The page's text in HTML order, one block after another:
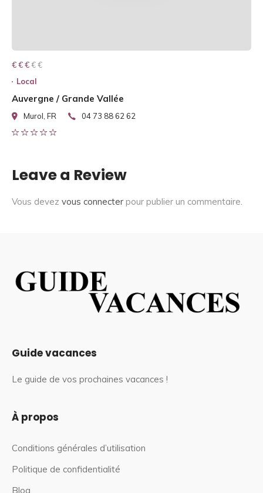
€ € € € €
€ € €
Local
Auvergne / Grande Vallée
Murol, FR 04 73 88 62 62
Leave a Review
Vous devez vous connecter pour publier un commentaire.
Guide vacances
Le guide de vos prochaines vacances !
À propos
Conditions générales d’utilisation
Politique de confidentialité
Blog